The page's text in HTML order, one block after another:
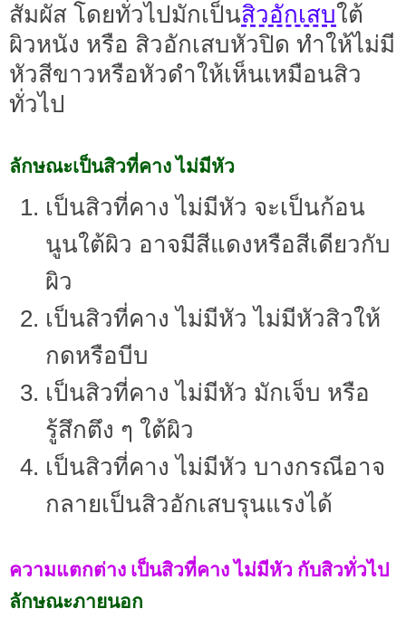
สัมผัส โดยทั่วไปมักเป็นสิวอักเสบใต้
ผิวหนัง หรือ สิวอักเสบหัวปิด ทำให้ไม่มี
หัวสีขาวหรือหัวดำให้เห็นเหมือนสิว
ทั่วไป
ลักษณะเป็นสิวที่คาง ไม่มีหัว
เป็นสิวที่คาง ไม่มีหัว จะเป็นก้อน
นูนใต้ผิว อาจมีสีแดงหรือสีเดียวกับ
ผิว
เป็นสิวที่คาง ไม่มีหัว ไม่มีหัวสิวให้
กดหรือบีบ
เป็นสิวที่คาง ไม่มีหัว มักเจ็บ หรือ
รู้สึกตึง ๆ ใต้ผิว
เป็นสิวที่คาง ไม่มีหัว บางกรณีอาจ
กลายเป็นสิวอักเสบรุนแรงได้
ความแตกต่าง เป็นสิวที่คาง ไม่มีหัว กับสิวทั่วไป
ลักษณะภายนอก